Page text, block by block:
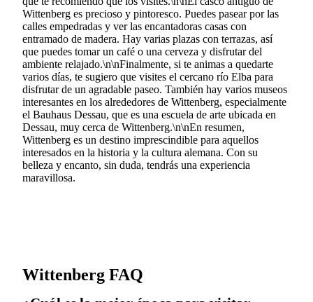
Wittenberg es precioso y pintoresco. Puedes pasear por las
calles empedradas y ver las encantadoras casas con
entramado de madera. Hay varias plazas con terrazas, así
que puedes tomar un café o una cerveza y disfrutar del
ambiente relajado.\n\nFinalmente, si te animas a quedarte
varios días, te sugiero que visites el cercano río Elba para
disfrutar de un agradable paseo. También hay varios museos
interesantes en los alrededores de Wittenberg, especialmente
el Bauhaus Dessau, que es una escuela de arte ubicada en
Dessau, muy cerca de Wittenberg.\n\nEn resumen,
Wittenberg es un destino imprescindible para aquellos
interesados en la historia y la cultura alemana. Con su
belleza y encanto, sin duda, tendrás una experiencia
maravillosa.
Wittenberg FAQ